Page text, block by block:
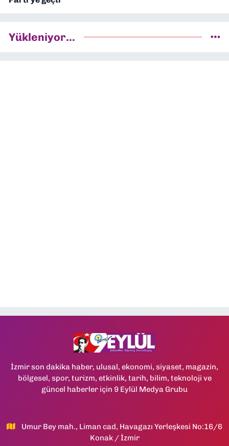
Yükleniyor...
İzmir son dakika haber, ulusal, ekonomi, siyaset, magazin,
bölgesel, spor, turizm, etkinlik, tarih, bilim, teknoloji ve
güncel haberler için 9 Eylül Medya Grubu
Umur Bey mah., Liman cad, Havagazı Yerleşkesi No:16/6
Konak / İzmir